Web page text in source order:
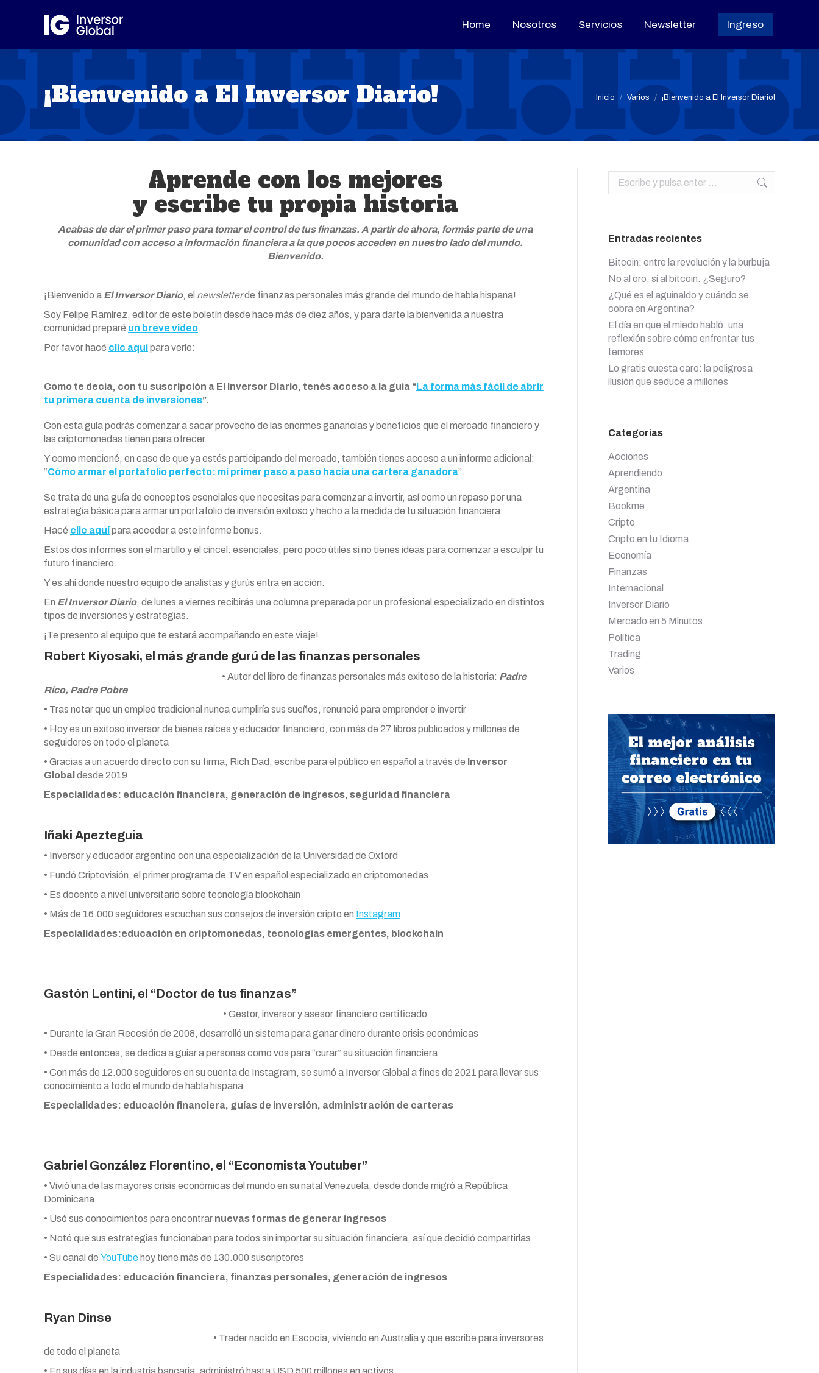
Home Nosotros Servicios Newsletter Ingreso
¡Bienvenido a El Inversor Diario! Estás aquí:
Inicio Varios ¡Bienvenido a El Inversor Diario!
Aprende con los mejores
y escribe tu propia historia
Acabas de dar el primer paso para tomar el control de tus finanzas. A partir de ahora, formás parte de una
comunidad con acceso a información financiera a la que pocos acceden en nuestro lado del mundo.
Bienvenido.
¡Bienvenido a El Inversor Diario, el newsletterde finanzas personales más grande del mundo de habla hispana!
Soy Felipe Ramírez, editor de este boletín desde hace más de diez años, y para darte la bienvenida a nuestra
comunidad preparé un breve video.
Por favor hacé clic aquípara verlo:
Como te decía, con tu suscripción a El Inversor Diario, tenés acceso a la guía “La forma más fácil de abrir
tu primera cuenta de inversiones”.
Con esta guía podrás comenzar a sacar provecho de las enormes ganancias y beneficios que el mercado financiero y
las criptomonedas tienen para ofrecer.
Y como mencioné, en caso de que ya estés participando del mercado, también tienes acceso a un informe adicional:
“Cómo armar el portafolio perfecto: mi primer paso a paso hacia una cartera ganadora”.
Se trata de una guía de conceptos esenciales que necesitas para comenzar a invertir, así como un repaso por una
estrategia básica para armar un portafolio de inversión exitoso y hecho a la medida de tu situación financiera.
Hacé clic aquípara acceder a este informe bonus.
Estos dos informes son el martillo y el cincel: esenciales, pero poco útiles si no tienes ideas para comenzar a esculpir tu
futuro financiero.
Y es ahí donde nuestro equipo de analistas y gurús entra en acción.
En El Inversor Diario, de lunes a viernes recibirás una columna preparada por un profesional especializado en distintos
tipos de inversiones y estrategias.
¡Te presento al equipo que te estará acompañando en este viaje!
Robert Kiyosaki, el más grande gurú de las finanzas personales
• Autor del libro de finanzas personales más exitoso de la historia: Padre
Rico, Padre Pobre
• Tras notar que un empleo tradicional nunca cumpliría sus sueños, renunció para emprender e invertir
• Hoy es un exitoso inversor de bienes raíces y educador financiero, con más de 27 libros publicados y millones de
seguidores en todo el planeta
• Gracias a un acuerdo directo con su firma, Rich Dad, escribe para el público en español a través de Inversor
Global desde 2019
Especialidades: educación financiera, generación de ingresos, seguridad financiera
Iñaki Apezteguia
• Inversor y educador argentino con una especialización de la Universidad de Oxford
• Fundó Criptovisión, el primer programa de TV en español especializado en criptomonedas
• Es docente a nivel universitario sobre tecnología blockchain
• Más de 16.000 seguidores escuchan sus consejos de inversión cripto en Instagram
Especialidades:educación en criptomonedas, tecnologías emergentes, blockchain
Gastón Lentini, el “Doctor de tus finanzas”
• Gestor, inversor y asesor financiero certificado
• Durante la Gran Recesión de 2008, desarrolló un sistema para ganar dinero durante crisis económicas
• Desde entonces, se dedica a guiar a personas como vos para “curar” su situación financiera
• Con más de 12.000 seguidores en su cuenta de Instagram, se sumó a Inversor Global a fines de 2021 para llevar sus
conocimiento a todo el mundo de habla hispana
Especialidades: educación financiera, guías de inversión, administración de carteras
Gabriel González Florentino, el “Economista Youtuber”
• Vivió una de las mayores crisis económicas del mundo en su natal Venezuela, desde donde migró a República
Dominicana
• Usó sus conocimientos para encontrar nuevas formas de generar ingresos
• Notó que sus estrategias funcionaban para todos sin importar su situación financiera, así que decidió compartirlas
• Su canal de YouTube hoy tiene más de 130.000 suscriptores
Especialidades: educación financiera, finanzas personales, generación de ingresos
Ryan Dinse
• Trader nacido en Escocia, viviendo en Australia y que escribe para inversores
de todo el planeta
• En sus días en la industria bancaria, administró hasta USD 500 millones en activos
Buscar:
Entradas recientes
Bitcoin: entre la revolución y la burbuja
No al oro, sí al bitcoin. ¿Seguro?
¿Qué es el aguinaldo y cuándo se
cobra en Argentina?
El día en que el miedo habló: una
reflexión sobre cómo enfrentar tus
temores
Lo gratis cuesta caro: la peligrosa
ilusión que seduce a millones
Categorías
Acciones
Aprendiendo
Argentina
Bookme
Cripto
Cripto en tu Idioma
Economía
Finanzas
Internacional
Inversor Diario
Mercado en 5 Minutos
Política
Trading
Varios
Home Nosotros Servicios Newsletter Ingreso